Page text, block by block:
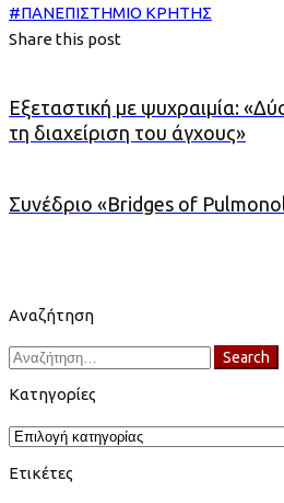
#ΠΑΝΕΠΙΣΤΗΜΙΟ ΚΡΗΤΗΣ
Share this post
Εξεταστική με ψυχραιμία:
τη διαχείριση του άγχους»
Συνέδριο «Bridges of
Αναζήτηση
Search
for:
Search
Κατηγορίες
Κατηγορίες
Ετικέτες